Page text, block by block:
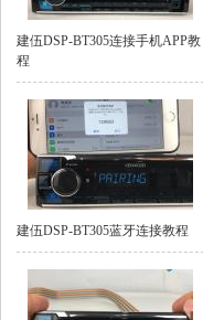
建伍DSP-BT305连接手机APP教
程
建伍DSP-BT305蓝牙连接教程